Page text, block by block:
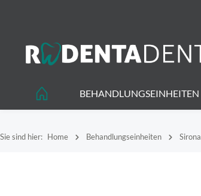
BEHANDLUNGSEINHEITEN
Sie sind hier: Home Behandlungseinheiten Sirona